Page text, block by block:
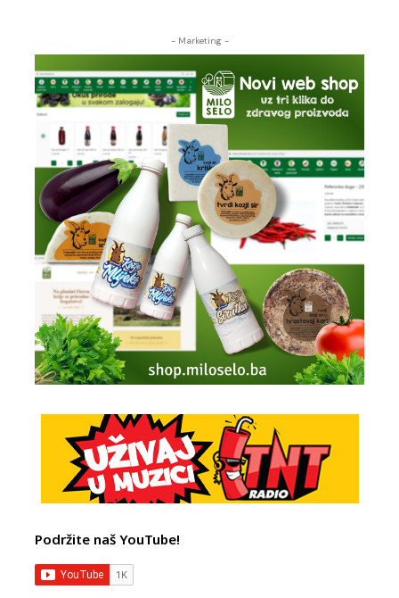
- Marketing -
Podržite naš YouTube!